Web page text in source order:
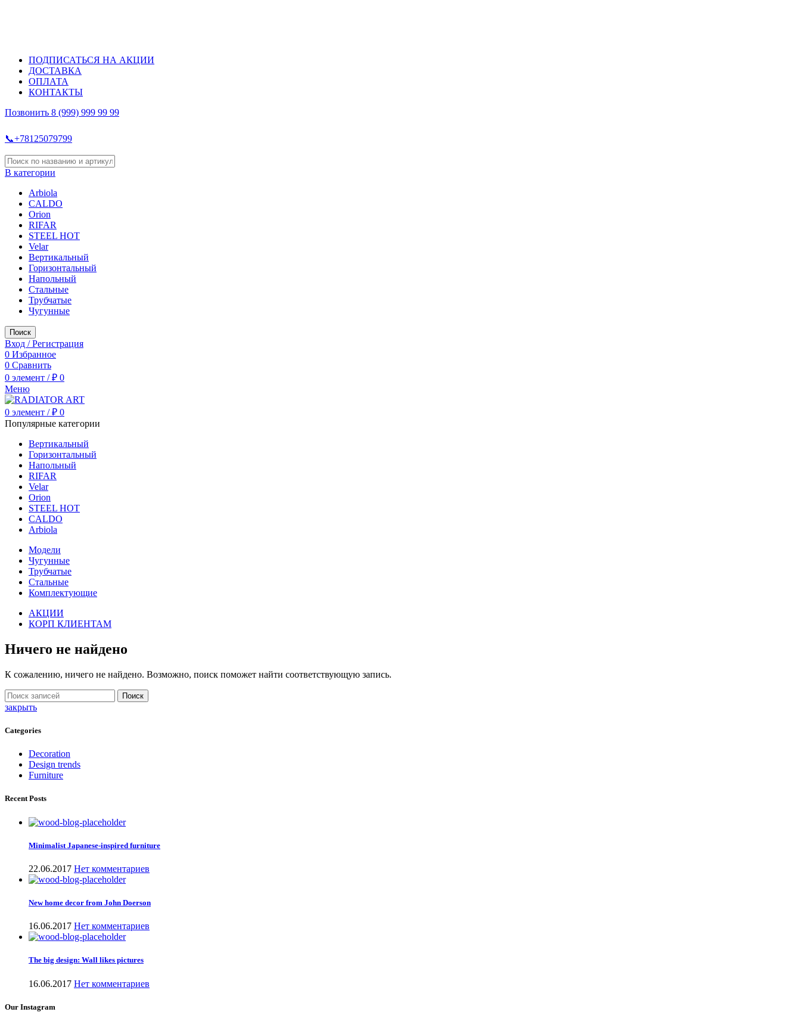
ПОДПИСАТЬСЯ НА АКЦИИ
ДОСТАВКА
ОПЛАТА
КОНТАКТЫ
Позвонить 8 (999) 999 99 99
📞+78125079799
В категории
Arbiola
CALDO
Orion
RIFAR
STEEL HOT
Velar
Вертикальный
Горизонтальный
Напольный
Стальные
Трубчатые
Чугунные
Поиск
Вход / Регистрация
0 Избранное
0 Сравнить
0 элемент / ₽ 0
Меню
0 элемент / ₽ 0
Популярные категории
Вертикальный
Горизонтальный
Напольный
RIFAR
Velar
Orion
STEEL HOT
CALDO
Arbiola
Модели
Чугунные
Трубчатые
Стальные
Комплектующие
АКЦИИ
КОРП КЛИЕНТАМ
Ничего не найдено
К сожалению, ничего не найдено. Возможно, поиск поможет найти соответствующую запись.
Поиск
закрыть
Categories
Decoration
Design trends
Furniture
Recent Posts
Minimalist Japanese-inspired furniture
22.06.2017 Нет комментариев
New home decor from John Doerson
16.06.2017 Нет комментариев
The big design: Wall likes pictures
16.06.2017 Нет комментариев
Our Instagram